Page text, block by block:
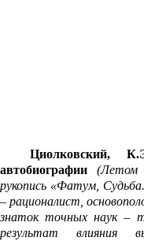
Циолковский,
автобиографии
(Летом
рукопись «Фатум,
– рационалист,
знаток точных наук –
результат влияния